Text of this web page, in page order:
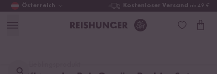
Österreich Kostenloser Versand ab 49 €